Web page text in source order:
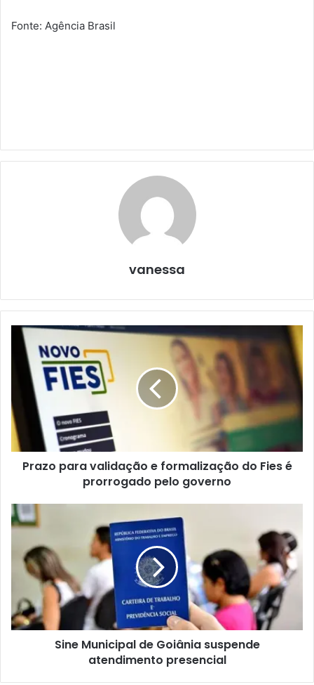
Fonte: Agência Brasil
vanessa
Prazo para validação e formalização do Fies é
prorrogado pelo governo
Sine Municipal de Goiânia suspende
atendimento presencial